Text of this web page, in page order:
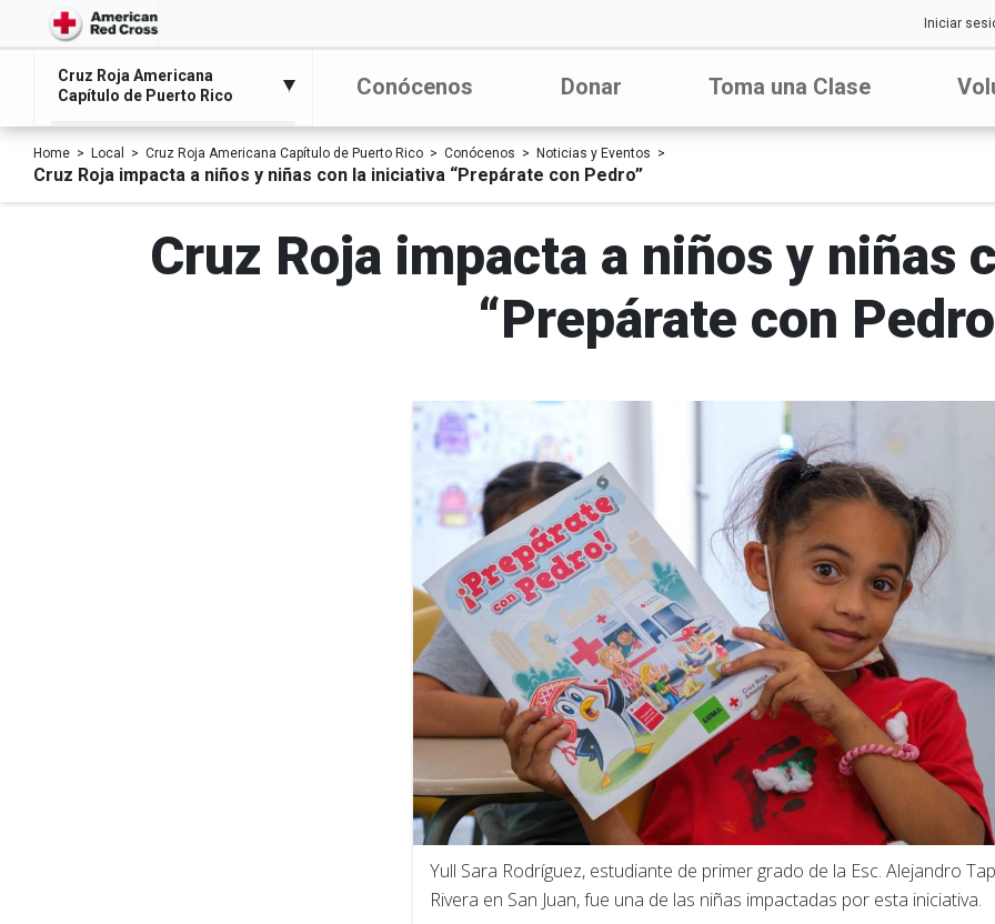
Iniciar
Cruz Roja Americana
Capítulo de Puerto Rico
Conócenos Donar Toma una Clase
Home Local Cruz Roja Americana Capítulo de Puerto Rico Conócenos Noticias y Eventos
Cruz Roja impacta a niños y niñas con la iniciativa “Prepárate con Pedro”
Cruz Roja impacta a niños y niñas
“Prepárate con
Yull Sara Rodríguez, estudiante de primer grado de la Esc. Alejandro
Rivera en San Juan, fue una de las niñas impactadas por esta iniciativa.